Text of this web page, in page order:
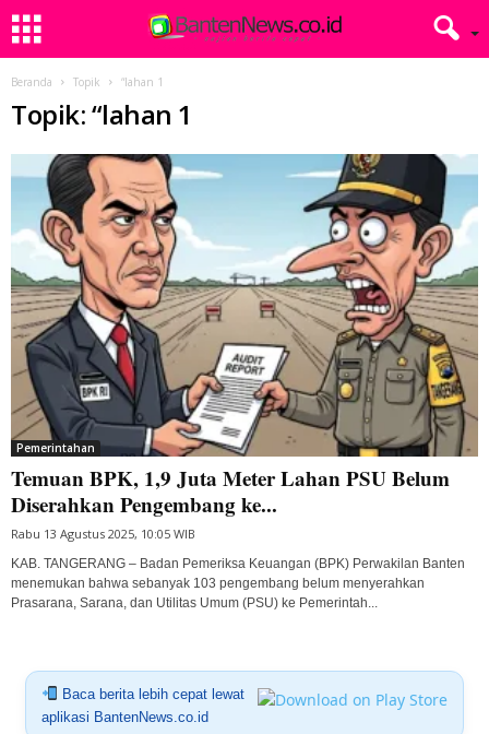
Beranda Topik “lahan 1
Topik: “lahan 1
Pemerintahan
Temuan BPK, 1,9 Juta Meter Lahan PSU Belum
Diserahkan Pengembang ke...
Rabu 13 Agustus 2025, 10:05 WIB
KAB. TANGERANG – Badan Pemeriksa Keuangan (BPK) Perwakilan Banten
menemukan bahwa sebanyak 103 pengembang belum menyerahkan
Prasarana, Sarana, dan Utilitas Umum (PSU) ke Pemerintah...
Baca berita lebih cepat lewat
aplikasi BantenNews.co.id